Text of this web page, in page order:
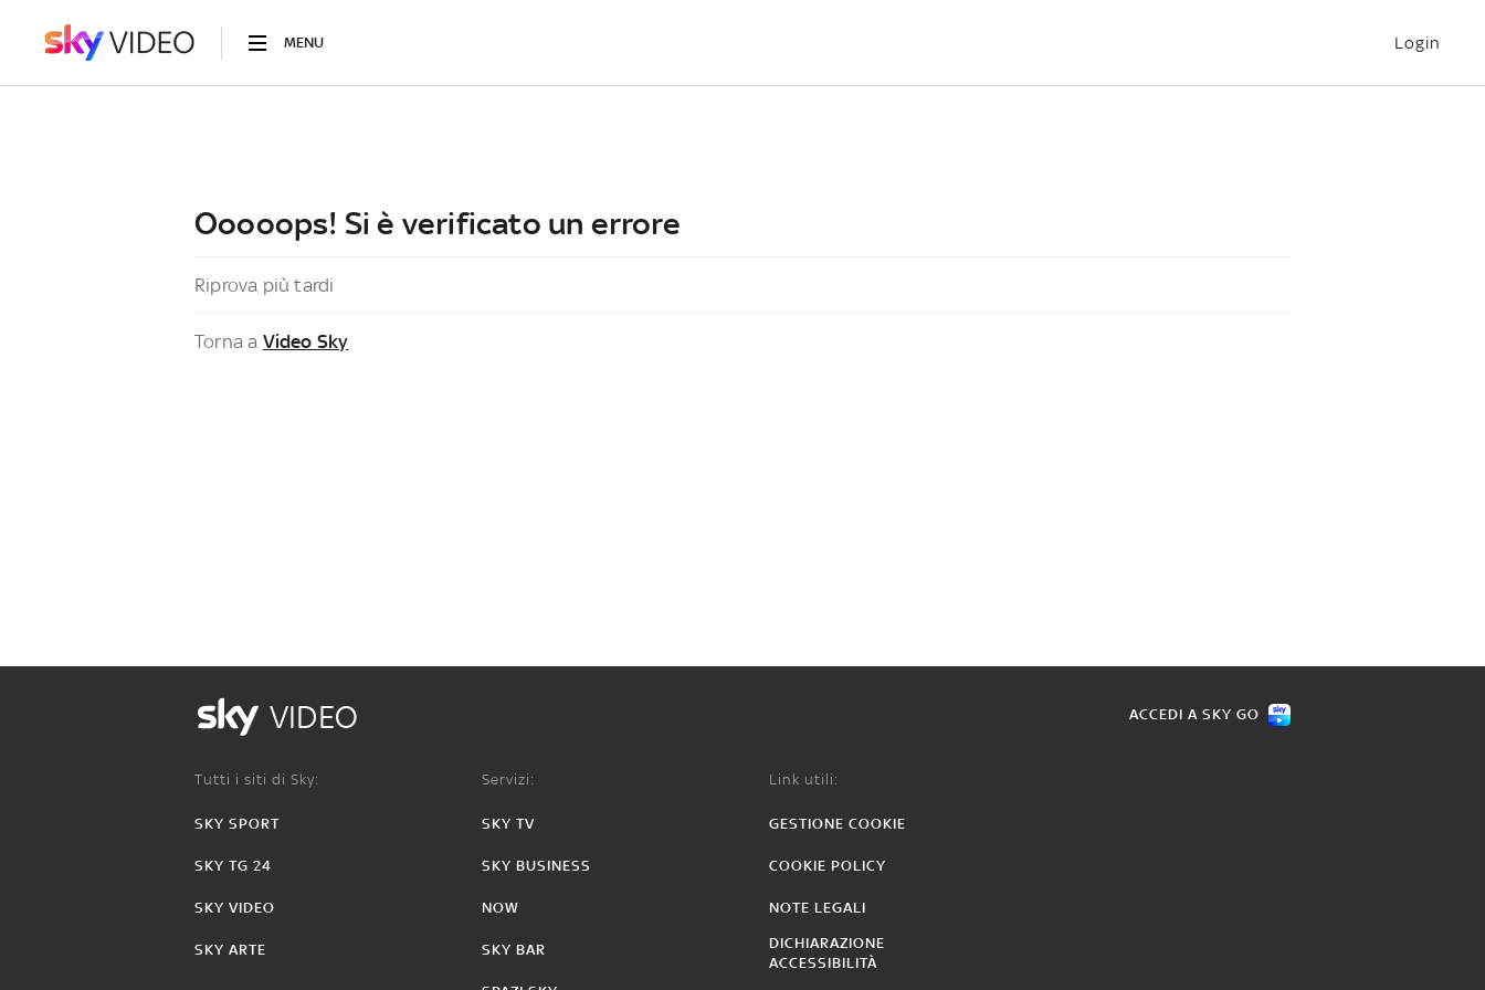
MENU Login
Ooooops! Si è verificato un errore
Riprova più tardi
Torna a Video Sky
VIDEO ACCEDI A SKY GO
Tutti i siti di Sky:
SKY SPORT
SKY TG 24
SKY VIDEO
SKY ARTE
Servizi:
SKY TV
SKY BUSINESS
NOW
SKY BAR
Link utili:
GESTIONE COOKIE
COOKIE POLICY
NOTE LEGALI
DICHIARAZIONE
ACCESSIBILITÀ